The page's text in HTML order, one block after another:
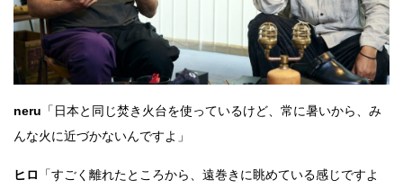
neru 「日本と同じ焚き火台を使っているけど、常に暑いから、み
んな火に近づかないんですよ」
ヒロ
「すごく離れたところから、遠巻きに眺めている感じですよ